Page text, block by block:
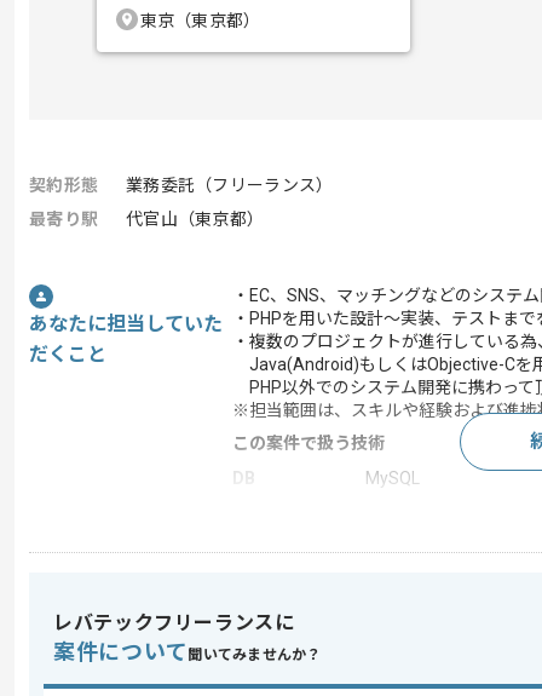
東京（東京都）
契約形態
業務委託（フリーランス）
最寄り駅
代官山（東京都）
あなたに担当していた
だくこと
・EC、SNS、マッチングなどのシステ
・PHPを用いた設計～実装、テストま
・複数のプロジェクトが進行している為
Java(Android)もしくはObjective-Cを
PHP以外でのシステム開発に携わって
※担当範囲は、スキルや経験および進
この案件で扱う技術
DB
MySQL
クラウド
AWS
レバテックフリーランスに
案件について 聞いてみませんか？